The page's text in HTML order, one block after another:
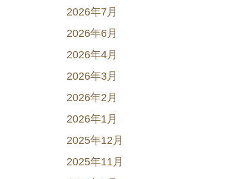
2026年7月
2026年6月
2026年4月
2026年3月
2026年2月
2026年1月
2025年12月
2025年11月